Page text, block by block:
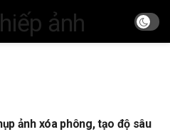
ảnh xóa phông, tạo độ sâu